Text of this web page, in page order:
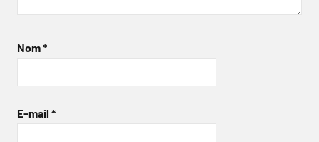
Nom*
E-mail *